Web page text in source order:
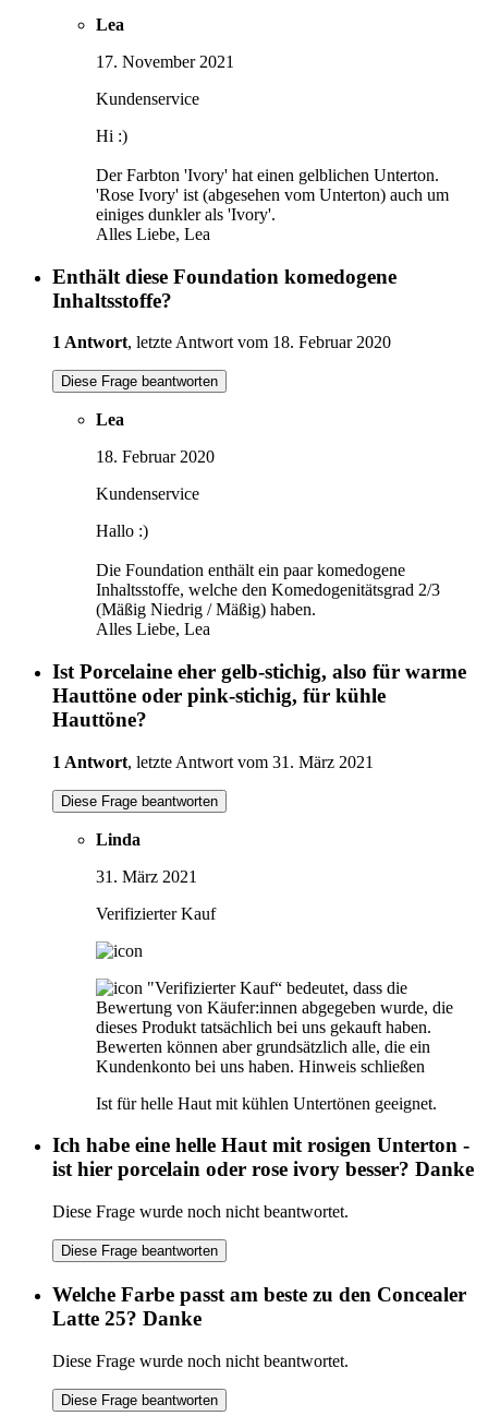
Lea
17. November 2021
Kundenservice
Hi :)
Der Farbton 'Ivory' hat einen gelblichen Unterton.
'Rose Ivory' ist (abgesehen vom Unterton) auch um
einiges dunkler als 'Ivory'.
Alles Liebe, Lea
Enthält diese Foundation komedogene
Inhaltsstoffe?
1 Antwort, letzte Antwort vom 18. Februar 2020
Diese Frage beantworten
Lea
18. Februar 2020
Kundenservice
Hallo :)
Die Foundation enthält ein paar komedogene
Inhaltsstoffe, welche den Komedogenitätsgrad 2/3
(Mäßig Niedrig / Mäßig) haben.
Alles Liebe, Lea
Ist Porcelaine eher gelb-stichig, also für warme
Hauttöne oder pink-stichig, für kühle
Hauttöne?
1 Antwort, letzte Antwort vom 31. März 2021
Diese Frage beantworten
Linda
31. März 2021
Verifizierter Kauf
"Verifizierter Kauf“ bedeutet, dass die
Bewertung von Käufer:innen abgegeben wurde, die
dieses Produkt tatsächlich bei uns gekauft haben.
Bewerten können aber grundsätzlich alle, die ein
Kundenkonto bei uns haben. Hinweis schließen
Ist für helle Haut mit kühlen Untertönen geeignet.
Ich habe eine helle Haut mit rosigen Unterton -
ist hier porcelain oder rose ivory besser? Danke
Diese Frage wurde noch nicht beantwortet.
Diese Frage beantworten
Welche Farbe passt am beste zu den Concealer
Latte 25? Danke
Diese Frage wurde noch nicht beantwortet.
Diese Frage beantworten